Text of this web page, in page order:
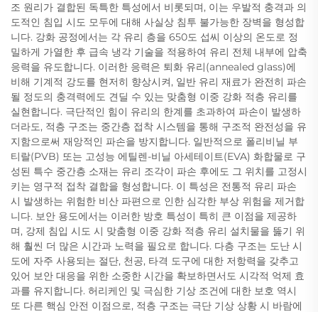
조 원리가 결합된 독특한 특성에서 비롯되며, 이는 우발적 충격과 의
도적인 침입 시도 모두에 대해 사실상 침투 불가능한 장벽을 형성합
니다. 강화 공정에서는 각 유리 층을 650도 섭씨 이상의 온도로 정
밀하게 가열한 후 급속 냉각 기술을 적용하여 유리 전체 내부에 압축
응력을 유도합니다. 이러한 응력은 퇴화 유리(annealed glass)에
비해 기계적 강도를 현저히 향상시켜, 일반 유리 재료가 완전히 파손
될 정도의 충격력에도 견딜 수 있는 맞춤형 이중 강화 적층 유리를
실현합니다. 극단적인 힘이 유리의 한계를 초과하여 파손이 발생하
더라도, 적층 구조는 중간층 접착 시스템을 통해 구조적 완전성을 유
지함으로써 재앙적인 파손을 방지합니다. 일반적으로 폴리비닐 부
티랄(PVB) 또는 고성능 에틸렌-비닐 아세테이트(EVA) 화합물로 구
성된 특수 중간층 소재는 유리 조각이 파손 후에도 그 위치를 고정시
키는 영구적 접착 결합을 형성합니다. 이 특성은 전통적 유리 파손
시 발생하는 위험한 비산 파편으로 인한 심각한 부상 위험을 제거합
니다. 보안 용도에서는 이러한 방호 특성이 특히 큰 이점을 제공하
며, 강제 침입 시도 시 맞춤형 이중 강화 적층 유리 설치물을 뚫기 위
해 훨씬 더 많은 시간과 노력을 필요로 합니다. 다층 구조는 도난 시
도에 자주 사용되는 절단, 천공, 타격 도구에 대한 저항력을 갖추고
있어 보안 대응을 위한 소중한 시간을 확보하면서도 시각적 억제 효
과를 유지합니다. 허리케인 및 극심한 기상 조건에 대한 보호 역시
또 다른 핵심 안전 이점으로, 적층 구조는 극단 기상 상황 시 바람에